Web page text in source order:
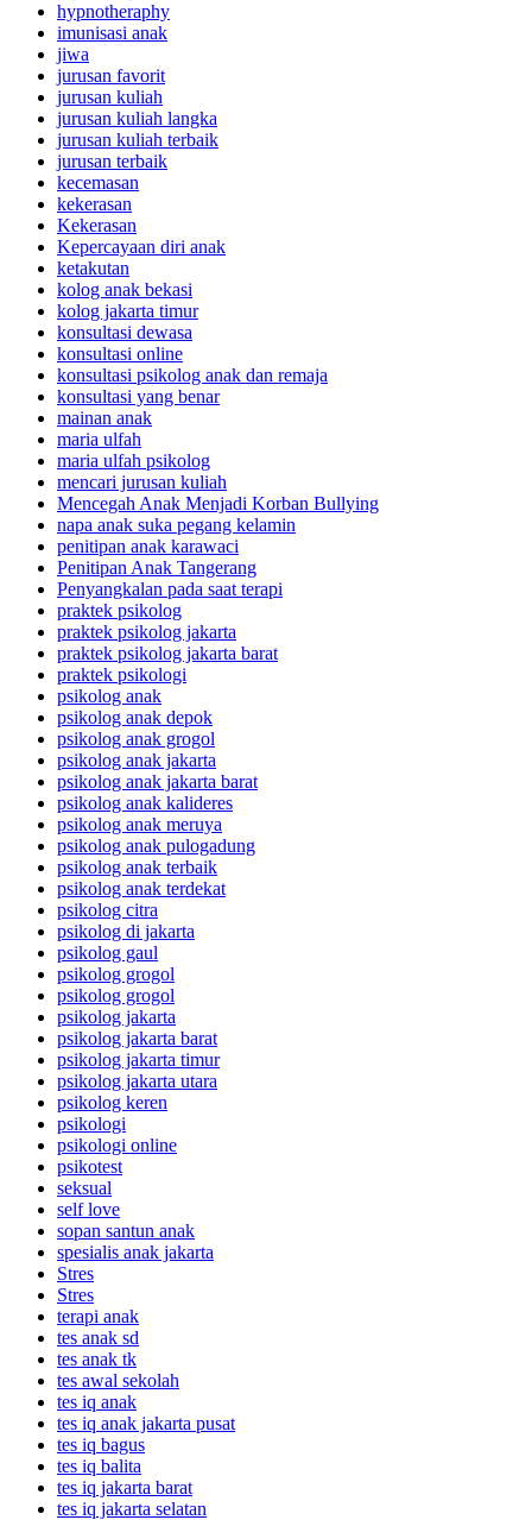
hypnotheraphy
imunisasi anak
jiwa
jurusan favorit
jurusan kuliah
jurusan kuliah langka
jurusan kuliah terbaik
jurusan terbaik
kecemasan
kekerasan
Kekerasan
Kepercayaan diri anak
ketakutan
kolog anak bekasi
kolog jakarta timur
konsultasi dewasa
konsultasi online
konsultasi psikolog anak dan remaja
konsultasi yang benar
mainan anak
maria ulfah
maria ulfah psikolog
mencari jurusan kuliah
Mencegah Anak Menjadi Korban Bullying
napa anak suka pegang kelamin
penitipan anak karawaci
Penitipan Anak Tangerang
Penyangkalan pada saat terapi
praktek psikolog
praktek psikolog jakarta
praktek psikolog jakarta barat
praktek psikologi
psikolog anak
psikolog anak depok
psikolog anak grogol
psikolog anak jakarta
psikolog anak jakarta barat
psikolog anak kalideres
psikolog anak meruya
psikolog anak pulogadung
psikolog anak terbaik
psikolog anak terdekat
psikolog citra
psikolog di jakarta
psikolog gaul
psikolog grogol
psikolog grogol
psikolog jakarta
psikolog jakarta barat
psikolog jakarta timur
psikolog jakarta utara
psikolog keren
psikologi
psikologi online
psikotest
seksual
self love
sopan santun anak
spesialis anak jakarta
Stres
Stres
terapi anak
tes anak sd
tes anak tk
tes awal sekolah
tes iq anak
tes iq anak jakarta pusat
tes iq bagus
tes iq balita
tes iq jakarta barat
tes iq jakarta selatan